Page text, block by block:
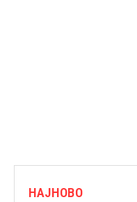
НАЈНОВО